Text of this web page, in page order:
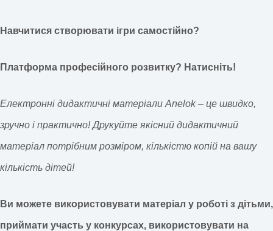
Навчитися створювати ігри самостійно?
Платформа професійного розвитку? Натисніть!
Електронні дидактичні матеріали Anelok – це швидко,
зручно і практично! Друкуйте якісний дидактичний
матеріал потрібним розміром, кількістю копій на вашу
кількість дітей!
Ви можете використовувати матеріал у роботі з дітьми,
приймати участь у конкурсах, використовувати на